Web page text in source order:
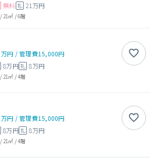
無料 礼 21万円
/21㎡ /6階
万円 /管理費15,000円
8万円礼 8万円
/ 21㎡ /4階
万円 /管理費15,000円
8万円礼 8万円
/ 21㎡ /4階